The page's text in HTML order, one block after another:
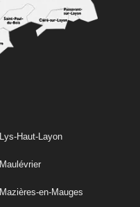
Lys-Haut-Layon
Maulévrier
Mazières-en-Mauges